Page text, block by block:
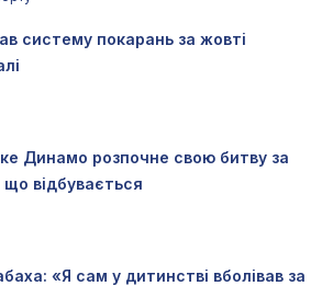
систему покарань за жовті
Динамо розпочне свою битву за
відбувається
«Я сам у дитинстві вболівав за